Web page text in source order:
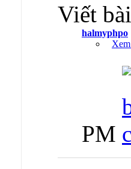
Viết
halmyphpo
PM